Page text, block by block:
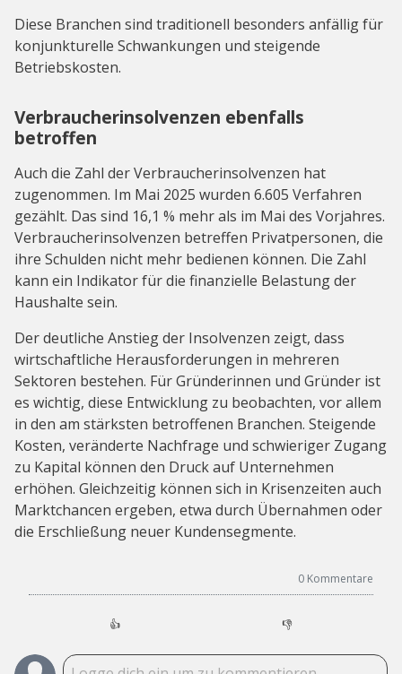
Diese Branchen sind traditionell besonders anfällig für
konjunkturelle Schwankungen und steigende
Betriebskosten.
Verbraucherinsolvenzen ebenfalls
betroffen
Auch die Zahl der Verbraucherinsolvenzen hat
zugenommen. Im Mai 2025 wurden 6.605 Verfahren
gezählt. Das sind 16,1 % mehr als im Mai des Vorjahres.
Verbraucherinsolvenzen betreffen Privatpersonen, die
ihre Schulden nicht mehr bedienen können. Die Zahl
kann ein Indikator für die finanzielle Belastung der
Haushalte sein.
Der deutliche Anstieg der Insolvenzen zeigt, dass
wirtschaftliche Herausforderungen in mehreren
Sektoren bestehen. Für Gründerinnen und Gründer ist
es wichtig, diese Entwicklung zu beobachten, vor allem
in den am stärksten betroffenen Branchen. Steigende
Kosten, veränderte Nachfrage und schwieriger Zugang
zu Kapital können den Druck auf Unternehmen
erhöhen. Gleichzeitig können sich in Krisenzeiten auch
Marktchancen ergeben, etwa durch Übernahmen oder
die Erschließung neuer Kundensegmente.
0 Kommentare
👍 👎